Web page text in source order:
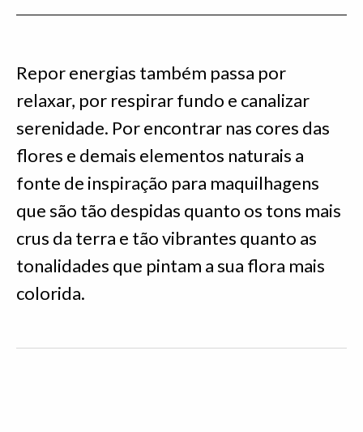
Repor energias também passa por
relaxar, por respirar fundo e canalizar
serenidade. Por encontrar nas cores das
flores e demais elementos naturais a
fonte de inspiração para maquilhagens
que são tão despidas quanto os tons mais
crus da terra e tão vibrantes quanto as
tonalidades que pintam a sua flora mais
colorida.